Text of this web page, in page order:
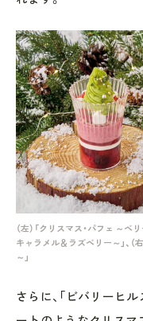
（左）「クリスマス・パフェ ～ベ
キャラメル＆ラズベリー～」、（
～」
さらに、「ビバリーヒ